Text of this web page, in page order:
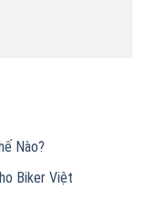
Nào?
Biker Việt